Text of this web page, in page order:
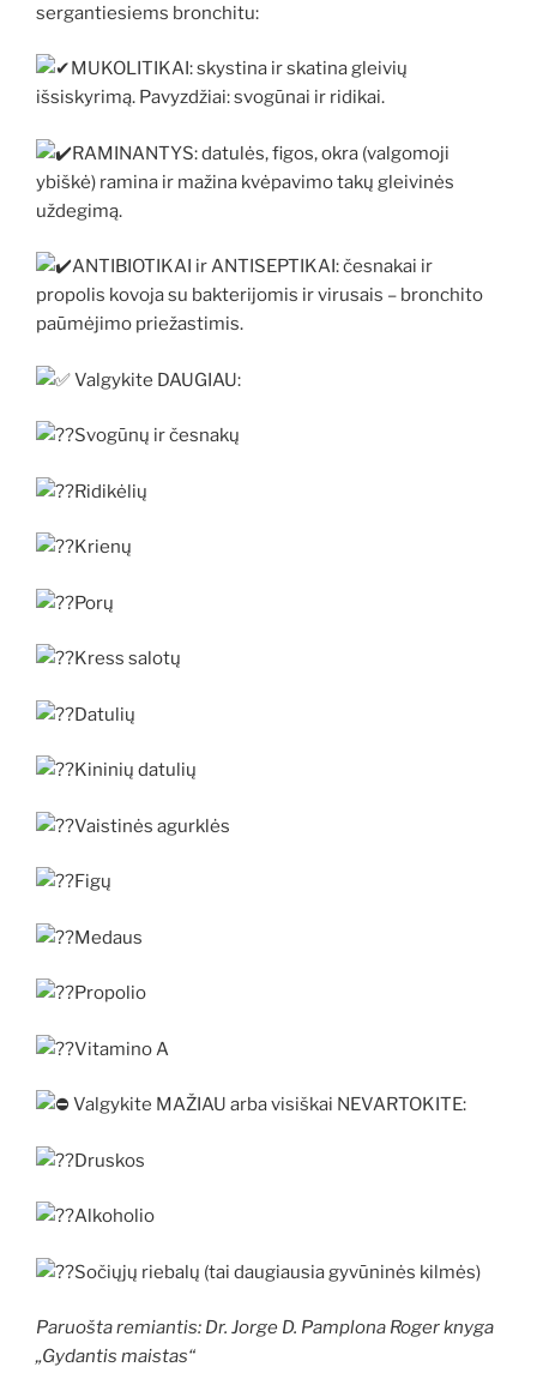
sergantiesiems bronchitu:
MUKOLITIKAI: skystina ir skatina gleivių
išsiskyrimą. Pavyzdžiai: svogūnai ir ridikai.
RAMINANTYS: datulės, figos, okra (valgomoji
ybiškė) ramina ir mažina kvėpavimo takų gleivinės
uždegimą.
ANTIBIOTIKAI ir ANTISEPTIKAI: česnakai ir
propolis kovoja su bakterijomis ir virusais – bronchito
paūmėjimo priežastimis.
Valgykite DAUGIAU:
Svogūnų ir česnakų
Ridikėlių
Krienų
Porų
Kress salotų
Datulių
Kininių datulių
Vaistinės agurklės
Figų
Medaus
Propolio
Vitamino A
Valgykite MAŽIAU arba visiškai NEVARTOKITE:
Druskos
Alkoholio
Sočiųjų riebalų (tai daugiausia gyvūninės kilmės)
Paruošta remiantis: Dr. Jorge D. Pamplona Roger knyga
„Gydantis maistas“